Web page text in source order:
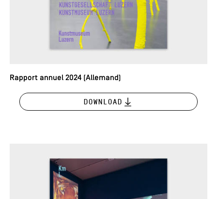
Rapport annuel 2024 (Allemand)
Download